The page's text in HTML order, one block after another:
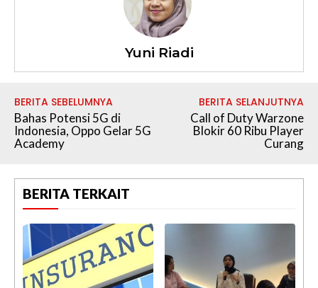
Yuni Riadi
BERITA SEBELUMNYA
Bahas Potensi 5G di
Indonesia, Oppo Gelar 5G
Academy
BERITA SELANJUTNYA
Call of Duty Warzone
Blokir 60 Ribu Player
Curang
BERITA TERKAIT